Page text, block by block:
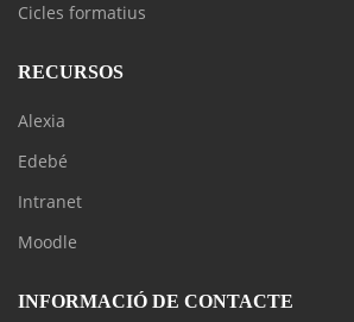
Cicles formatius
RECURSOS
Alexia
Edebé
Intranet
Moodle
INFORMACIÓ DE CONTACTE